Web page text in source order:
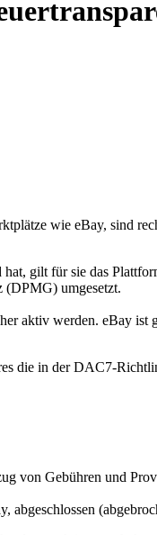
wie eBay, sind
gilt für sie das
(DPMG) umgesetzt.
aktiv werden. eBay
die in der DAC7-
von Gebühren und
abgeschlossen